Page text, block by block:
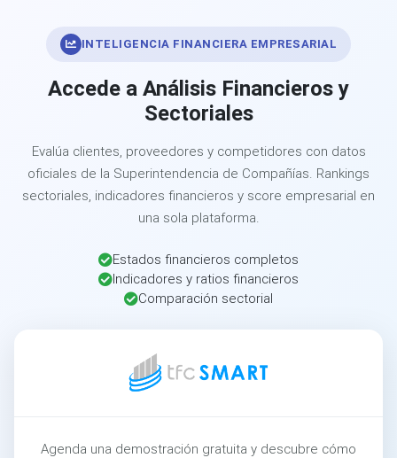
INTELIGENCIA FINANCIERA EMPRESARIAL
Accede a Análisis Financieros y
Sectoriales
Evalúa clientes, proveedores y competidores con datos
oficiales de la Superintendencia de Compañías. Rankings
sectoriales, indicadores financieros y score empresarial en
una sola plataforma.
Estados financieros completos
Indicadores y ratios financieros
Comparación sectorial
Agenda una demostración gratuita y descubre cómo